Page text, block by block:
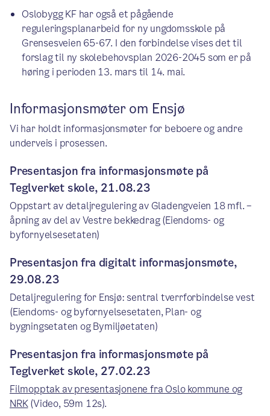
Oslobygg KF har også et pågående
reguleringsplanarbeid for ny ungdomsskole på
Grensesveien 65-67. I den forbindelse vises det til
forslag til ny skolebehovsplan 2026-2045 som er på
høring i perioden 13. mars til 14. mai.
Informasjonsmøter om Ensjø
Vi har holdt informasjonsmøter for beboere og andre
underveis i prosessen.
Presentasjon fra informasjonsmøte på
Teglverket skole, 21.08.23
Oppstart av detaljregulering av Gladengveien 18 mfl. –
åpning av del av Vestre bekkedrag (Eiendoms- og
byfornyelsesetaten)
Presentasjon fra digitalt informasjonsmøte,
29.08.23
Detaljregulering for Ensjø: sentral tverrforbindelse vest
(Eiendoms- og byfornyelsesetaten, Plan- og
bygningsetaten og Bymiljøetaten)
Presentasjon fra informasjonsmøte på
Teglverket skole, 27.02.23
Filmopptak av presentasjonene fra Oslo kommune og
NRK(Video, 59m 12s).